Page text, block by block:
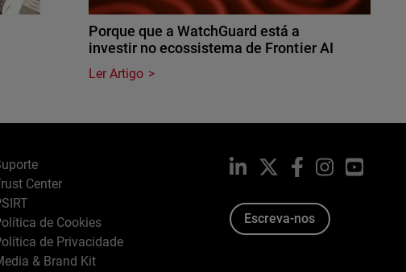
Porque que a WatchGuard está a
investir no ecossistema de Frontier AI
Ler Artigo
Center
de Cookies
de Privacidade
& Brand Kit
LinkedIn Facebook
InstagramYouTube
Escreva-nos